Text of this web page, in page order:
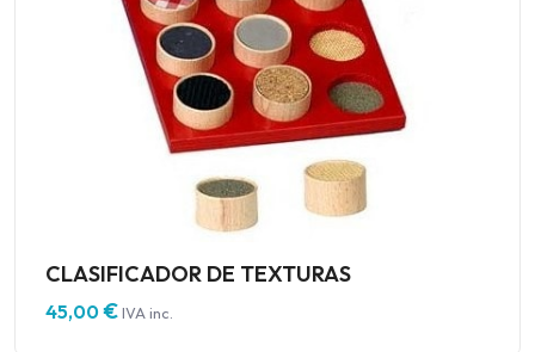
CLASIFICADOR DE TEXTURAS
45,00€IVA inc.